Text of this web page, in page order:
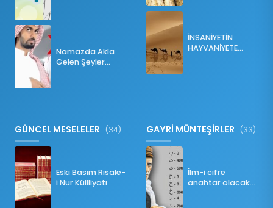
Namazda Akla
Gelen Şeyler
İNSANİYETİN
HAYVANİYETE
GÜNCEL MESELELER (34)
Eski Basım Risale-
i Nur Küllliyatı
GAYRİ MÜNTEŞİRLER (33)
İlm-i cifre
anahtar olacak